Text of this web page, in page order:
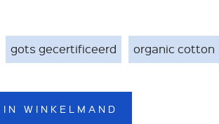
gots gecertificeerd organic cotton
IN WINKELMAND